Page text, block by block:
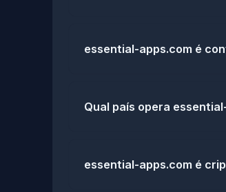
essential-apps.com é
Qual país opera
essential-apps.com é